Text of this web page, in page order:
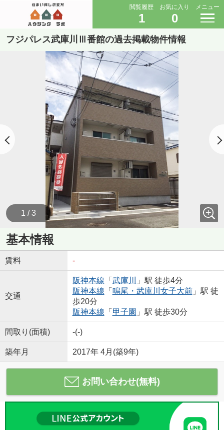
閲覧履歴
1
お気に入り
0
メニュー
フジパレス武庫川Ⅲ番館の過去掲載物件情報
1 / 3
基本情報
賃料 -
交通
阪神本線 「 武庫川
」駅 徒歩4分
阪神本線 「 鳴尾・武庫川女子大前」駅 徒
歩20分
阪神本線 「 甲子園 」駅 徒歩30分
間取り(面積) -(-)
築年月 2017年 4月(築9年)
お問い合わせ(無料)